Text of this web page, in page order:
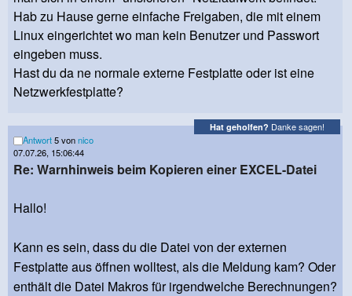
Hab zu Hause gerne einfache Freigaben, die mit einem
Linux eingerichtet wo man kein Benutzer und Passwort
eingeben muss.
Hast du da ne normale externe Festplatte oder ist eine
Netzwerkfestplatte?
Hat geholfen? Danke sagen!
Antwort5 vonnico
07.07.26, 15:06:44
Re: Warnhinweis beim Kopieren einer EXCEL-Datei
Hallo!
Kann es sein, dass du die Datei von der externen
Festplatte aus öffnen wolltest, als die Meldung kam? Oder
enthält die Datei Makros für irgendwelche Berechnungen?